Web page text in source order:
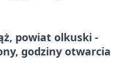
powiat olkuski -
godziny otwarcia